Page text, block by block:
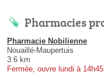
Pharmacies
Pharmacie Nobilienne
Nouaillé-Maupertuis
3.6 km
Fermée, ouvre lundi à 14h45